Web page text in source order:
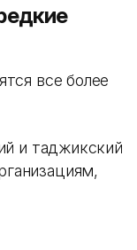
все более
и таджикский